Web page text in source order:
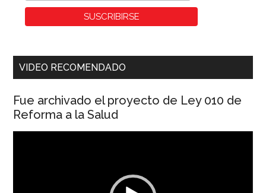
VIDEO RECOMENDADO
Fue archivado el proyecto de Ley 010 de
Reforma a la Salud